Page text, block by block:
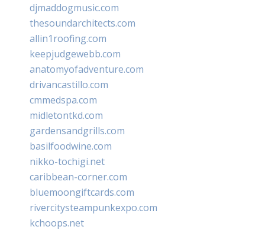
djmaddogmusic.com
thesoundarchitects.com
allin1roofing.com
keepjudgewebb.com
anatomyofadventure.com
drivancastillo.com
cmmedspa.com
midletontkd.com
gardensandgrills.com
basilfoodwine.com
nikko-tochigi.net
caribbean-corner.com
bluemoongiftcards.com
rivercitysteampunkexpo.com
kchoops.net